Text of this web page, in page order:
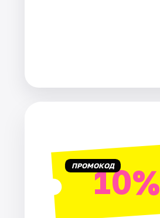
ПРОМОКОД10%